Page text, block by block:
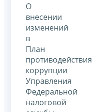
О
внесении
изменений
в
План
противодействия
коррупции
Управления
Федеральной
налоговой